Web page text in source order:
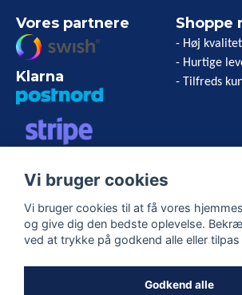
Vores partnere
Klarna
EXPRESS
Shoppe
- Høj kvalitet
- Hurtige
- Tilfreds
Følg os
Vi bruger cookies
Vi bruger cookies til at få vores
og give dig den bedste oplevelse.
ved at trykke på godkend alle eller
Godkend alle